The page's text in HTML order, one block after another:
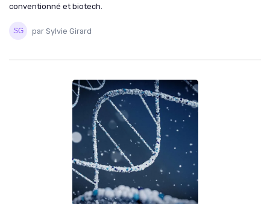
conventionné et biotech.
par Sylvie Girard